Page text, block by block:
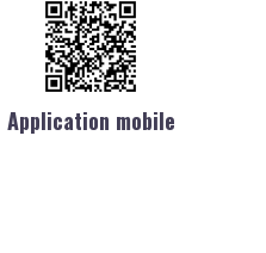
Application mobile